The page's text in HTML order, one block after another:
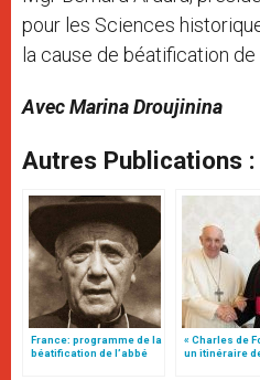
pour les Sciences
la cause de béatification de
Avec Marina Droujinina
Autres Publications :
France: programme de la
béatification de l’abbé
« Charles de
un itinéraire